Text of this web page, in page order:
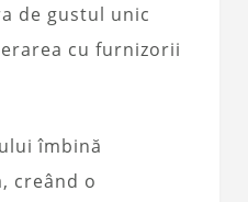
de gustul unic
cu furnizorii
îmbină
creând o